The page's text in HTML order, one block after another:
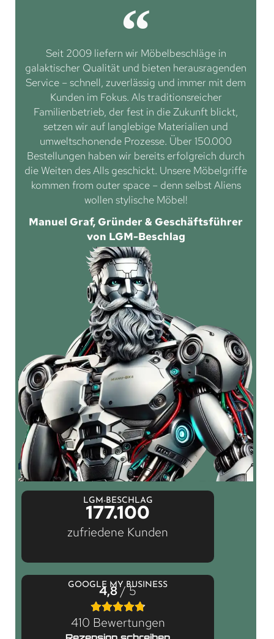
Seit 2009 liefern wir Möbelbeschläge in
galaktischer Qualität und bieten herausragenden
Service – schnell, zuverlässig und immer mit dem
Kunden im Fokus. Als traditionsreicher
Familienbetrieb, der fest in die Zukunft blickt,
setzen wir auf langlebige Materialien und
umweltschonende Prozesse. Über 150.000
Bestellungen haben wir bereits erfolgreich durch
die Weiten des Alls geschickt. Unsere Möbelgriffe
kommen from outer space – denn selbst Aliens
wollen stylische Möbel!
Manuel Graf, Gründer & Geschäftsführer
von LGM-Beschlag
LGM-BESCHLAG
177.100
zufriedene Kunden
GOOGLE MY BUSINESS
4,8/ 5
410 Bewertungen